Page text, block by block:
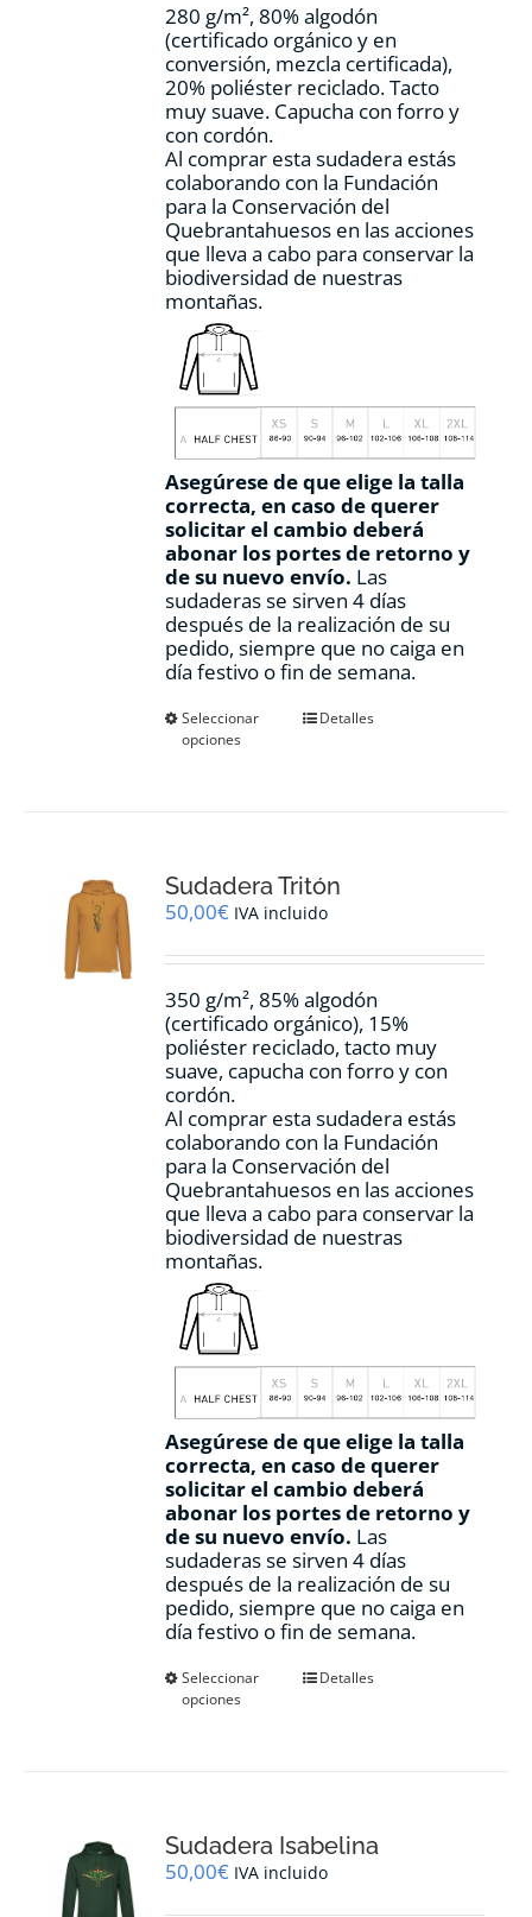
página
de
producto
280 g/m², 80% algodón
(certificado orgánico y en
conversión, mezcla certificada),
20% poliéster reciclado. Tacto
muy suave. Capucha con forro y
con cordón.
Al comprar esta sudadera estás
colaborando con la Fundación
para la Conservación del
Quebrantahuesos en las acciones
que lleva a cabo para conservar la
biodiversidad de nuestras
montañas.
Asegúrese de que elige la talla
correcta, en caso de querer
solicitar el cambio deberá
abonar los portes de retorno y
de su nuevo envío. Las
sudaderas se sirven 4 días
después de la realización de su
pedido, siempre que no caiga en
día festivo o fin de semana.
Seleccionar
opciones
Este
se
pueden
en
página
de
producto
Detalles
Sudadera Tritón
50,00€ IVA incluido
350 g/m², 85% algodón
(certificado orgánico), 15%
poliéster reciclado, tacto muy
suave, capucha con forro y con
cordón.
Al comprar esta sudadera estás
colaborando con la Fundación
para la Conservación del
Quebrantahuesos en las acciones
que lleva a cabo para conservar la
biodiversidad de nuestras
montañas.
Asegúrese de que elige la talla
correcta, en caso de querer
solicitar el cambio deberá
abonar los portes de retorno y
de su nuevo envío. Las
sudaderas se sirven 4 días
después de la realización de su
pedido, siempre que no caiga en
día festivo o fin de semana.
Seleccionar
opciones
Este
se
pueden
Detalles
Sudadera Isabelina
50,00€ IVA incluido